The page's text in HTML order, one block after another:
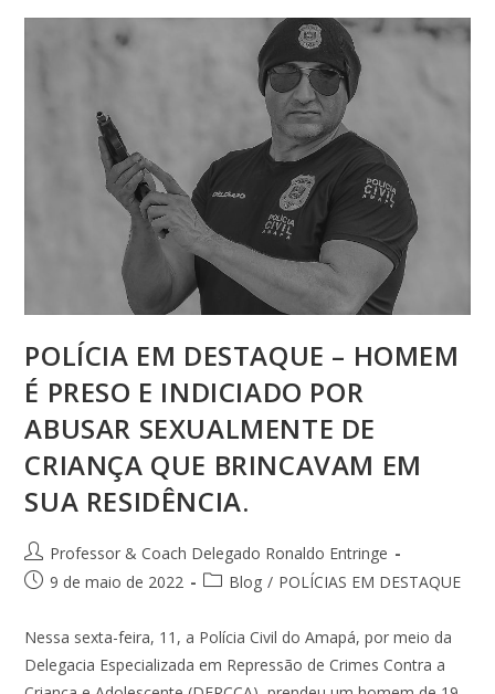
POLÍCIA EM DESTAQUE – HOMEM
É PRESO E INDICIADO POR
ABUSAR SEXUALMENTE DE
CRIANÇA QUE BRINCAVAM EM
SUA RESIDÊNCIA.
Professor & Coach Delegado Ronaldo Entringe
9 de maio de 2022
Blog / POLÍCIAS EM DESTAQUE
Nessa sexta-feira, 11, a Polícia Civil do Amapá, por meio da
Delegacia Especializada em Repressão de Crimes Contra a